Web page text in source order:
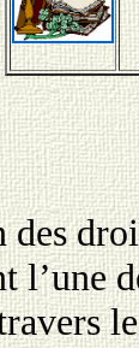
l’une